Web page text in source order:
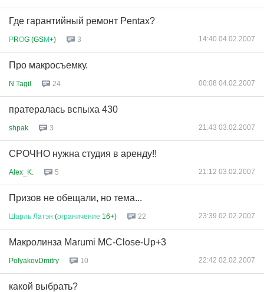
Где гарантийный ремонт Pentax?
РRОG (GSМ+) 3 14:40 04.02.2007
Про макросъемку.
N Tagil 24 00:08 04.02.2007
пратералась вспыха 430
shpak 3 21:43 03.02.2007
СРОЧНО нужна студия в аренду!!
Alex_K. 5 21:12 03.02.2007
Призов не обещали, но тема...
Шарль Латэн (ограничение 16+) 22 23:39 02.02.2007
Макролинза Marumi MC-Close-Up+3
PolyakovDmitry 10 22:42 02.02.2007
какой выбрать?